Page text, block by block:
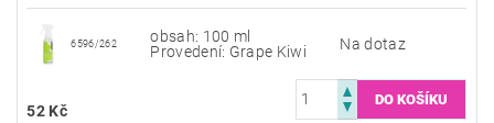
6596/262
obsah: 100 ml
Provedení: Grape Kiwi
Na dotaz
52 Kč